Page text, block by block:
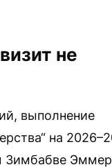
не
выполнение
на
Зимбабве